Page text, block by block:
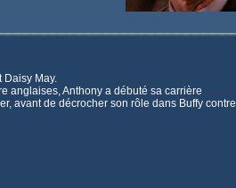
Daisy May.
anglaises, Anthony a débuté sa carrière
avant de décrocher son rôle dans Buffy contre